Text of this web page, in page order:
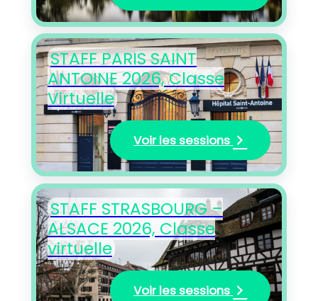
STAFF PARIS SAINT
ANTOINE 2026, Classe
Virtuelle
Voir les sessions
STAFF STRASBOURG –
ALSACE 2026, Classe
virtuelle
Voir les sessions